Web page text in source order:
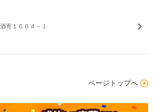
寄１６６４－１
ページトップへ